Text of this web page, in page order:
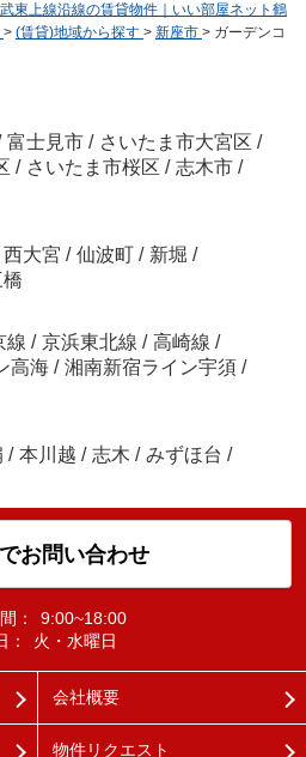
東上線沿線の賃貸物件｜いい部屋ネット鶴
> (賃貸)地域から探す > 新座市 > ガーデンコ
富士見市 / さいたま市大宮区 /
/ さいたま市桜区 / 志木市 /
西大宮 / 仙波町 / 新堀 /
橋
線 / 京浜東北線 / 高崎線 /
高海 / 湘南新宿ライン宇須 /
/ 本川越 / 志木 / みずほ台 /
お問い合わせ
：
9:00~18:00
：
火・水曜日
会社概要
物件リクエスト